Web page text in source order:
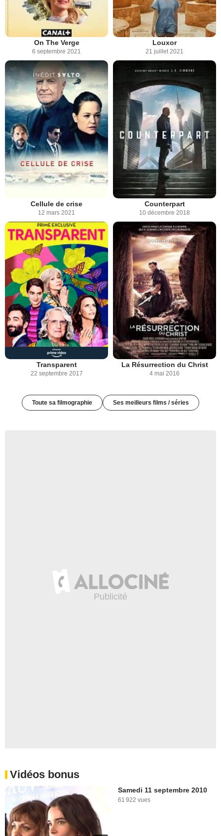
On The Verge
6 septembre 2021
Louxor
21 juillet 2021
Cellule de crise
12 mars 2021
Counterpart
10 décembre 2018
Transparent
22 septembre 2017
La Résurrection du Christ
4 mai 2016
Toute sa filmographie Ses meilleurs films / séries
Vidéos bonus
Samedi 11 septembre 2010
61 922 vues